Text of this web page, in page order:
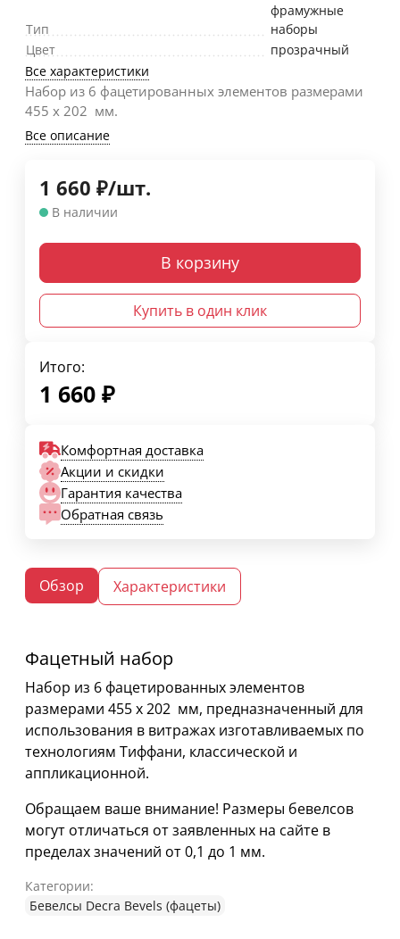
Тип
фрамужные
наборы
Цвет
прозрачный
Все характеристики
Набор из 6 фацетированных элементов размерами
455 х 202 мм.
Все описание
1 660 ₽/шт.
В наличии
В корзину
Купить в один клик
Итого:
1 660 ₽
Комфортная доставка
Акции и скидки
Гарантия качества
Обратная связь
Обзор Характеристики
Фацетный набор
Набор из 6 фацетированных элементов
размерами 455 х 202 мм, предназначенный для
использования в витражах изготавливаемых по
технологиям Тиффани, классической и
аппликационной.
Обращаем ваше внимание! Размеры бевелсов
могут отличаться от заявленных на сайте в
пределах значений от 0,1 до 1 мм.
Категории:
Бевелсы Decra Bevels (фацеты)